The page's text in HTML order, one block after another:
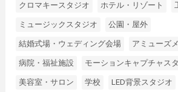
クロマキースタジオ ホテル・リゾート
ミュージックスタジオ 公園・屋外
結婚式場・ウェディング会場 アミューズ
病院・福祉施設 モーションキャプチャス
美容室・サロン 学校 LED背景スタジオ